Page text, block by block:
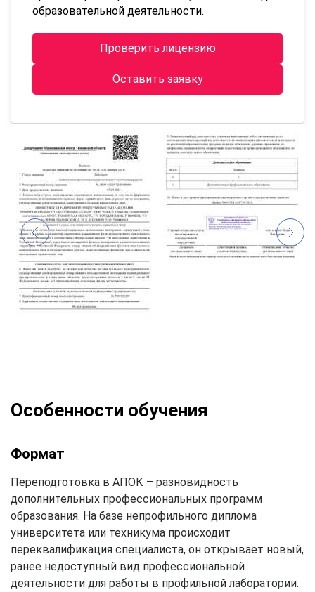
образовательной деятельности.
Проверить лицензию
Оставить заявку
Особенности обучения
Формат
Переподготовка в АПОК – разновидность
дополнительных профессиональных программ
образования. На базе непрофильного диплома
университета или техникума происходит
переквалификация специалиста, он открывает новый,
ранее недоступный вид профессиональной
деятельности для работы в профильной лаборатории.